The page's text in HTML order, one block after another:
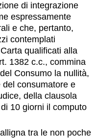
di integrazione
espressamente
e che, pertanto,
contemplati
qualificati alla
1382 c.c., commina
Consumo la nullità,
consumatore e
della clausola
10 giorni il computo
tra le non poche